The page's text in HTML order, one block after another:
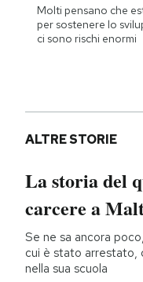
Molti pensano che
per sostenere lo
ci sono rischi enormi
ALTRE STORIE
La storia del
carcere a
Se ne sa ancora
cui è stato arrestato,
nella sua scuola